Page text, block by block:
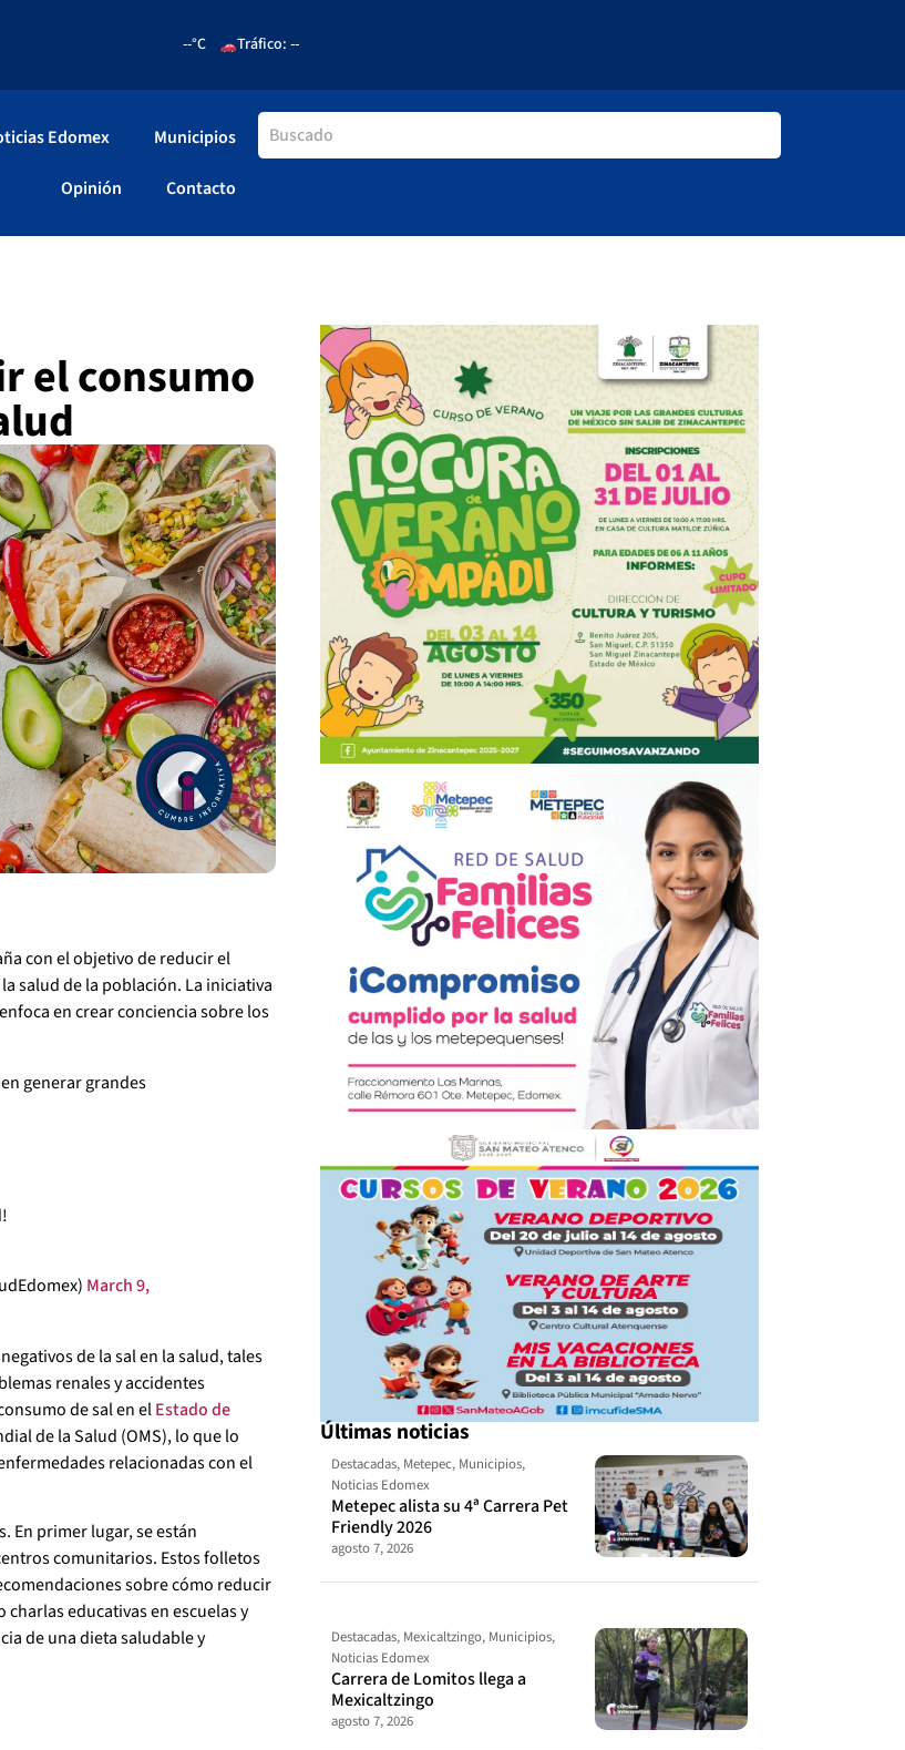
--°C Tráfico: --
Edomex Municipios
Opinión Contacto
el consumo
con el objetivo de reducir el
salud de la población. La iniciativa
en crear conciencia sobre los
generar grandes
March 9,
de la sal en la salud, tales
renales y accidentes
de sal en elEstado de
de la Salud (OMS), lo que lo
relacionadas con el
En primer lugar, se están
comunitarios. Estos folletos
sobre cómo reducir
educativas en escuelas y
de una dieta saludable y
Últimas noticias
Destacadas, Metepec, Municipios,
Noticias Edomex
Metepec alista su 4ª Carrera Pet
Friendly 2026
agosto 7, 2026
Destacadas, Mexicaltzingo, Municipios,
Noticias Edomex
Carrera de Lomitos llega a
Mexicaltzingo
agosto 7, 2026